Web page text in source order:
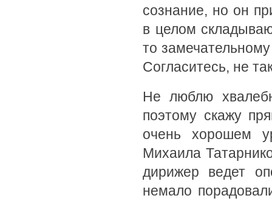
сознание, но он
в целом
то
Согласитесь, не
Не люблю
поэтому скажу
очень хорошем
Михаила
дирижер ведет
немало